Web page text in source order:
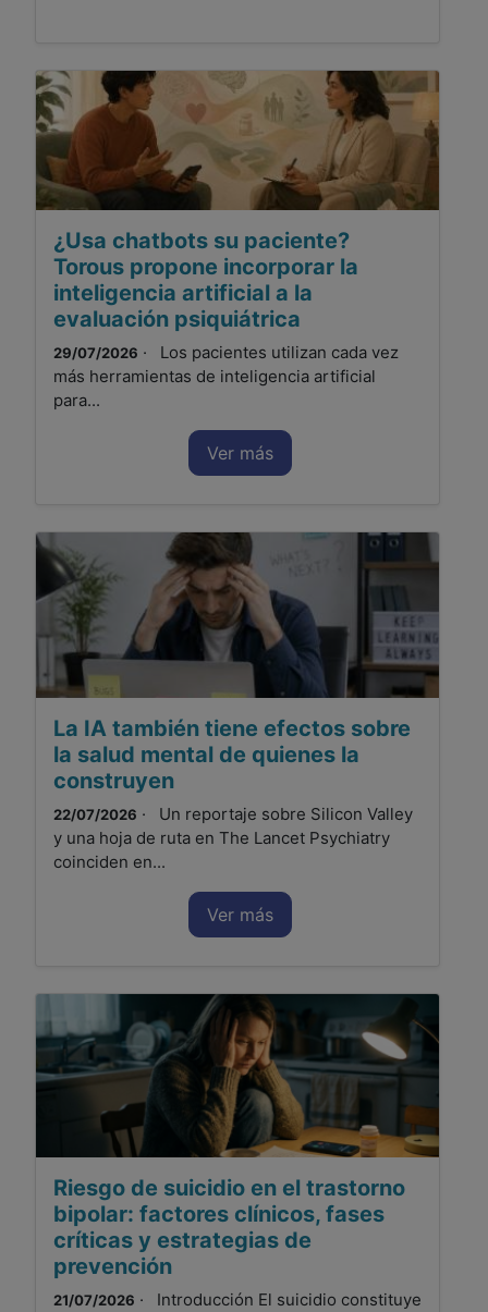
¿Usa chatbots su paciente?
Torous propone incorporar la
inteligencia artificial a la
evaluación psiquiátrica
29/07/2026 · Los pacientes utilizan cada vez
más herramientas de inteligencia artificial
para...
Ver más
La IA también tiene efectos sobre
la salud mental de quienes la
construyen
22/07/2026 · Un reportaje sobre Silicon Valley
y una hoja de ruta en The Lancet Psychiatry
coinciden en...
Ver más
Riesgo de suicidio en el trastorno
bipolar: factores clínicos, fases
críticas y estrategias de
prevención
21/07/2026 · Introducción El suicidio constituye